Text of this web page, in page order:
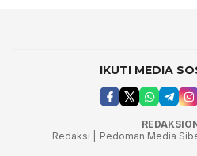
IKUTI MEDIA
Redaksi |
Pedoman Media